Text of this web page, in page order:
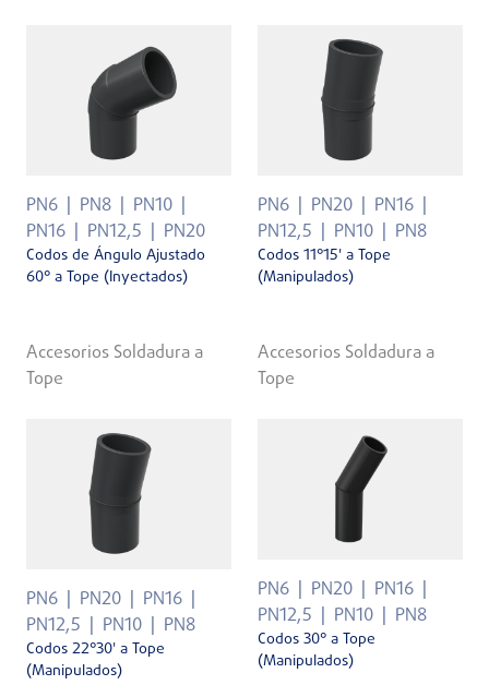
PN6 PN8
PN10
PN16
PN12,5 PN20
Codos de Ángulo Ajustado
60° a Tope (Inyectados)
Accesorios Soldadura a
Tope
PN6 PN20
PN16
PN12,5
PN10 PN8
Codos 11°15' a Tope
(Manipulados)
Accesorios Soldadura a
Tope
PN6 PN20
PN16
PN12,5
PN10 PN8
Codos 22°30' a Tope
(Manipulados)
PN6 PN20
PN16
PN12,5
PN10 PN8
Codos 30° a Tope
(Manipulados)